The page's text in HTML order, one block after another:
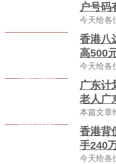
户号码
今天给各
香港八
高500元
今天给各
广东计
老人广
本篇文章
香港背
手240
今天给各